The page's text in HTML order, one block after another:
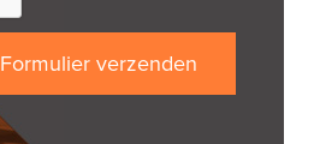
Formulier verzenden